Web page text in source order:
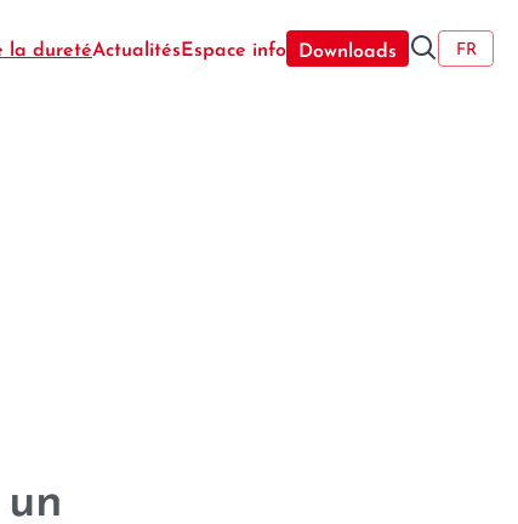
la duretéActualités Espace info Downloads 🔍 FR